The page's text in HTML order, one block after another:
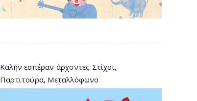
Καλήν εσπέραν άρχοντες Στίχοι,
Παρτιτούρα, Μεταλλόφωνο